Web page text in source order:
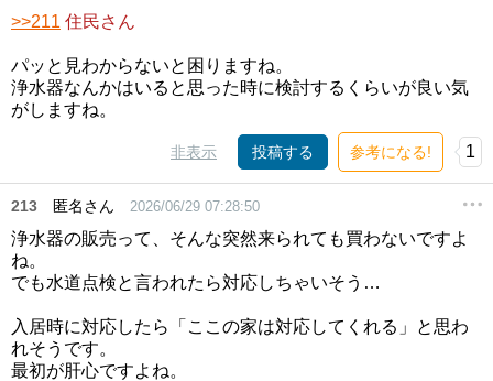
>>211 住民さん
パッと見わからないと困りますね。
浄水器なんかはいると思った時に検討するくらいが良い気
がしますね。
非表示 投稿する 参考になる! 1
213 匿名さん 2026/06/29 07:28:50
浄水器の販売って、そんな突然来られても買わないですよ
ね。
でも水道点検と言われたら対応しちゃいそう…
入居時に対応したら「ここの家は対応してくれる」と思わ
れそうです。
最初が肝心ですよね。